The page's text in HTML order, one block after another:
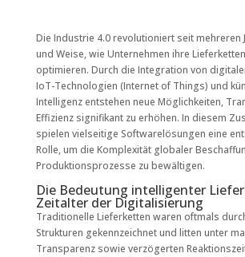
Die Industrie 4.0 revolutioniert seit mehreren
und Weise, wie Unternehmen ihre
optimieren. Durch die Integration von
IoT-Technologien (Internet of Things) und
Intelligenz entstehen neue Möglichkeiten,
Effizienz signifikant zu erhöhen. In diesem
spielen vielseitige Softwarelösungen eine
Rolle, um die Komplexität globaler
Produktionsprozesse zu bewältigen.
Die Bedeutung intelligenter
Zeitalter der Digitalisierung
Traditionelle Lieferketten waren oftmals
Strukturen gekennzeichnet und litten unter
Transparenz sowie verzögerten